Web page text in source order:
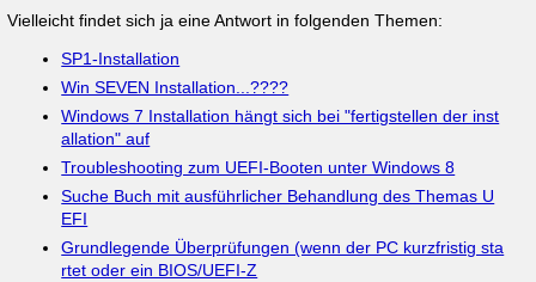
Vielleicht findet sich ja eine Antwort in folgenden Themen:
SP1-Installation
Win SEVEN Installation...????
Windows 7 Installation hängt sich bei "fertigstellen der inst
allation" auf
Troubleshooting zum UEFI-Booten unter Windows 8
Suche Buch mit ausführlicher Behandlung des Themas U
EFI
Grundlegende Überprüfungen (wenn der PC kurzfristig sta
rtet oder ein BIOS/UEFI-Z